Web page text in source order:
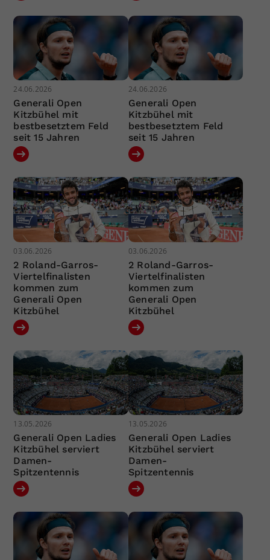
24.06.2026
Generali Open
Kitzbühel mit
bestbesetztem Feld
seit 15 Jahren
24.06.2026
Generali Open
Kitzbühel mit
bestbesetztem Feld
seit 15 Jahren
03.06.2026
2 Roland-Garros-
Viertelfinalisten
kommen zum
Generali Open
Kitzbühel
03.06.2026
2 Roland-Garros-
Viertelfinalisten
kommen zum
Generali Open
Kitzbühel
13.05.2026
Generali Open Ladies
Kitzbühel serviert
Damen-
Spitzentennis
13.05.2026
Generali Open Ladies
Kitzbühel serviert
Damen-
Spitzentennis